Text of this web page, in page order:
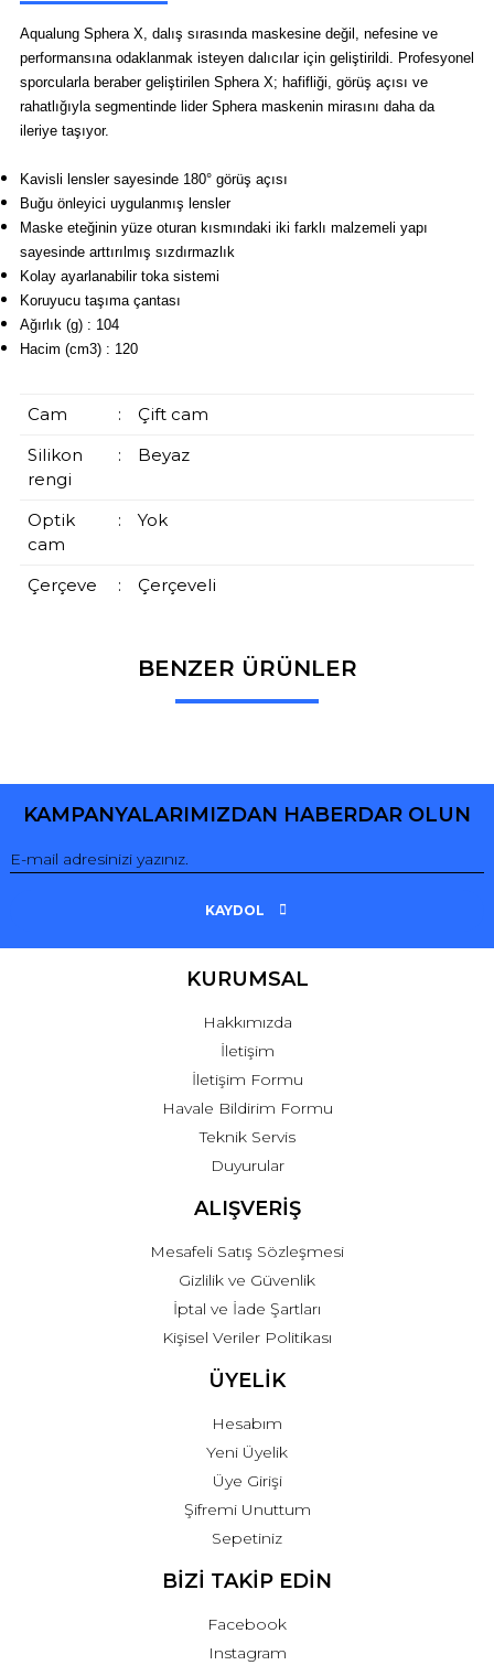
Aqualung Sphera X, dalış sırasında maskesine değil, nefesine ve
performansına odaklanmak isteyen dalıcılar için geliştirildi. Profesyonel
sporcularla beraber geliştirilen Sphera X; hafifliği, görüş açısı ve
rahatlığıyla segmentinde lider Sphera maskenin mirasını daha da
ileriye taşıyor.
Kavisli lensler sayesinde 180° görüş açısı
Buğu önleyici uygulanmış lensler
Maske eteğinin yüze oturan kısmındaki iki farklı malzemeli yapı
sayesinde arttırılmış sızdırmazlık
Kolay ayarlanabilir toka sistemi
Koruyucu taşıma çantası
Ağırlık (g) : 104
Hacim (cm3) : 120
Cam :
Çift cam
Silikon
rengi
: Beyaz
Optik
cam
: Yok
Çerçeve : Çerçeveli
BENZER ÜRÜNLER
KAMPANYALARIMIZDAN HABERDAR OLUN
KAYDOL
KURUMSAL
Hakkımızda
İletişim
İletişim Formu
Havale Bildirim Formu
Teknik Servis
Duyurular
ALIŞVERİŞ
Mesafeli Satış Sözleşmesi
Gizlilik ve Güvenlik
İptal ve İade Şartları
Kişisel Veriler Politikası
ÜYELİK
Hesabım
Yeni Üyelik
Üye Girişi
Şifremi Unuttum
Sepetiniz
BİZİ TAKİP EDİN
Facebook
Instagram